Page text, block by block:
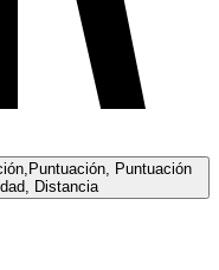
Puntuación
Distancia